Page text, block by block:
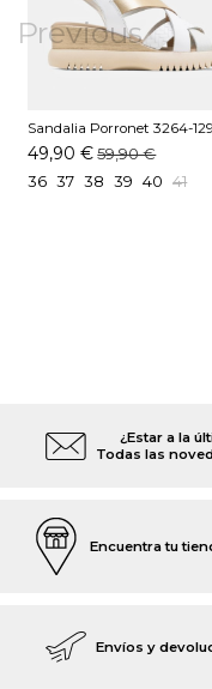
Previous
Sandalia Porronet 3264-129
Blanco
49,90 € 59,90 €
36 37 38 39 40 41
¿Estar a la
Todas las
Encuentra tu
Envíos y